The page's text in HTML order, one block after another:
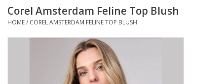
KADOBONNEN
Corel Amsterdam Feline Top Blush
HOME/ COREL AMSTERDAM FELINE TOP BLUSH